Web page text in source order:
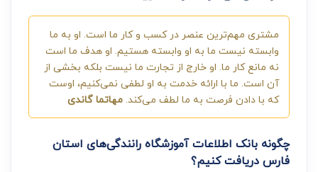
مشتری مهم‌ترین عنصر در کسب و کار ما است. او به ما
وابسته نیست ما به او وابسته هستیم. او هدف ما است
نه مانع کار ما. او خارج از تجارت ما نیست بلکه بخشی از
آن است. ما با ارائه خدمت به او لطفی نمی‌کنیم، اوست
که با دادن فرصت به ما لطف می‌کند. مهاتما گاندی
چگونه بانک اطلاعات آموزشگاه رانندگی‌های استان
فارس دریافت کنیم؟